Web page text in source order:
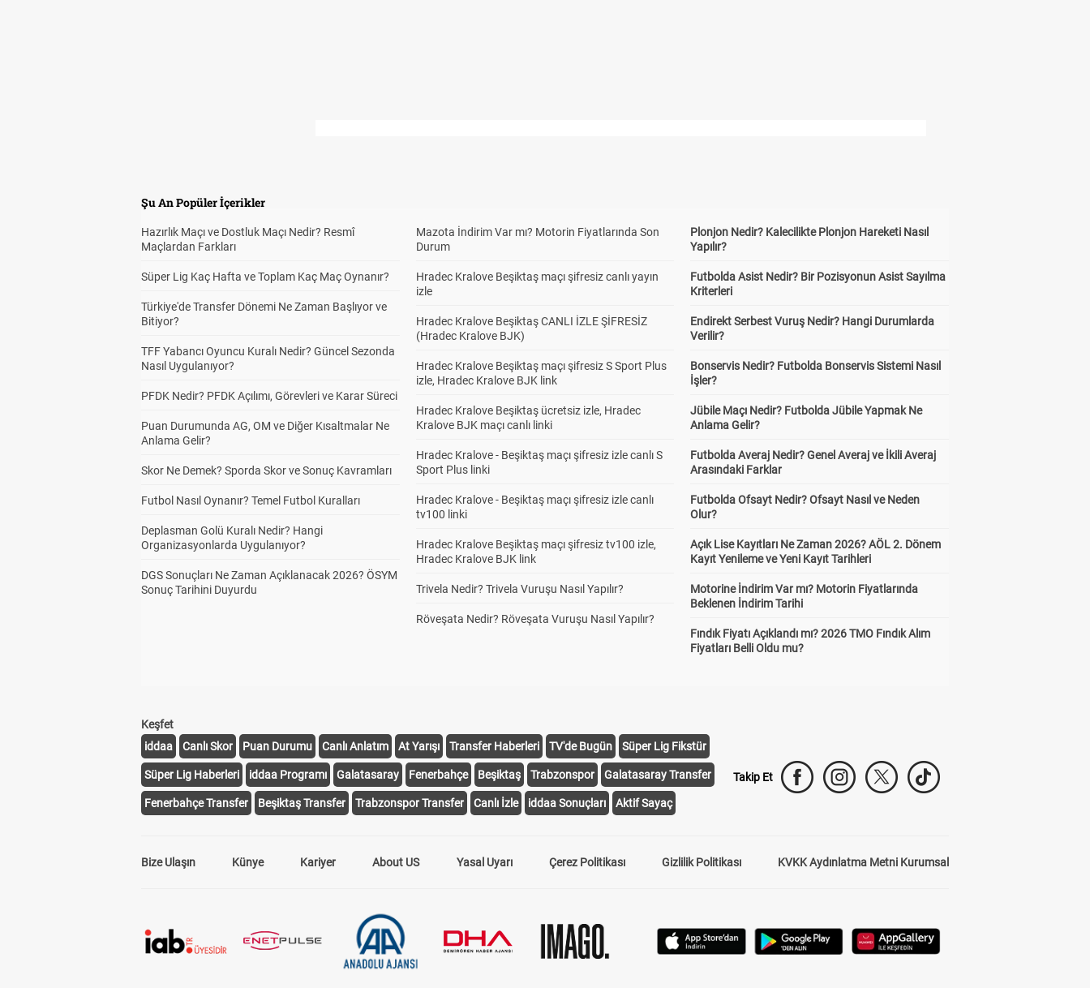
Şu An Popüler İçerikler
Hazırlık Maçı ve Dostluk Maçı Nedir? Resmî
Maçlardan Farkları
Süper Lig Kaç Hafta ve Toplam Kaç Maç Oynanır?
Türkiye'de Transfer Dönemi Ne Zaman Başlıyor ve
Bitiyor?
TFF Yabancı Oyuncu Kuralı Nedir? Güncel Sezonda
Nasıl Uygulanıyor?
PFDK Nedir? PFDK Açılımı, Görevleri ve Karar Süreci
Puan Durumunda AG, OM ve Diğer Kısaltmalar Ne
Anlama Gelir?
Skor Ne Demek? Sporda Skor ve Sonuç Kavramları
Futbol Nasıl Oynanır? Temel Futbol Kuralları
Deplasman Golü Kuralı Nedir? Hangi
Organizasyonlarda Uygulanıyor?
DGS Sonuçları Ne Zaman Açıklanacak 2026? ÖSYM
Sonuç Tarihini Duyurdu
Mazota İndirim Var mı? Motorin Fiyatlarında Son
Durum
Hradec Kralove Beşiktaş maçı şifresiz canlı yayın
izle
Hradec Kralove Beşiktaş CANLI İZLE ŞİFRESİZ
(Hradec Kralove BJK)
Hradec Kralove Beşiktaş maçı şifresiz S Sport Plus
izle, Hradec Kralove BJK link
Hradec Kralove Beşiktaş ücretsiz izle, Hradec
Kralove BJK maçı canlı linki
Hradec Kralove - Beşiktaş maçı şifresiz izle canlı S
Sport Plus linki
Hradec Kralove - Beşiktaş maçı şifresiz izle canlı
tv100 linki
Hradec Kralove Beşiktaş maçı şifresiz tv100 izle,
Hradec Kralove BJK link
Trivela Nedir? Trivela Vuruşu Nasıl Yapılır?
Röveşata Nedir? Röveşata Vuruşu Nasıl Yapılır?
Plonjon Nedir? Kalecilikte Plonjon Hareketi Nasıl
Yapılır?
Futbolda Asist Nedir? Bir Pozisyonun Asist Sayılma
Kriterleri
Endirekt Serbest Vuruş Nedir? Hangi Durumlarda
Verilir?
Bonservis Nedir? Futbolda Bonservis Sistemi Nasıl
İşler?
Jübile Maçı Nedir? Futbolda Jübile Yapmak Ne
Anlama Gelir?
Futbolda Averaj Nedir? Genel Averaj ve İkili Averaj
Arasındaki Farklar
Futbolda Ofsayt Nedir? Ofsayt Nasıl ve Neden
Olur?
Açık Lise Kayıtları Ne Zaman 2026? AÖL 2. Dönem
Kayıt Yenileme ve Yeni Kayıt Tarihleri
Motorine İndirim Var mı? Motorin Fiyatlarında
Beklenen İndirim Tarihi
Fındık Fiyatı Açıklandı mı? 2026 TMO Fındık Alım
Fiyatları Belli Oldu mu?
Keşfet
iddaa
Canlı Skor Puan Durumu Canlı Anlatım At Yarışı Transfer Haberleri TV'de Bugün Süper Lig Fikstür
Süper Lig Haberleri iddaa Programı Galatasaray Fenerbahçe Beşiktaş Trabzonspor Galatasaray Transfer
Fenerbahçe Transfer Beşiktaş Transfer Trabzonspor Transfer Canlı İzle iddaa Sonuçları Aktif Sayaç
Takip Et
Bize Ulaşın Künye Kariyer About US Yasal Uyarı Çerez Politikası Gizlilik Politikası KVKK Aydınlatma Metni Kurumsal